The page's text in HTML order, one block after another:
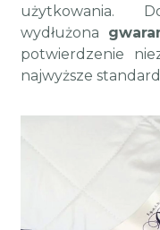
użytkowania.
wydłużona
potwierdzenie
najwyższe